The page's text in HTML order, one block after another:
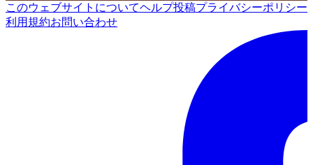
このウェブサイトについてヘルプ投稿プライバシーポリシー
利用規約お問い合わせ